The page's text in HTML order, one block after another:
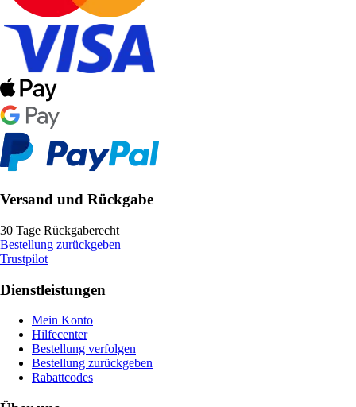
Versand und Rückgabe
30 Tage Rückgaberecht
Bestellung zurückgeben
Trustpilot
Dienstleistungen
Mein Konto
Hilfecenter
Bestellung verfolgen
Bestellung zurückgeben
Rabattcodes